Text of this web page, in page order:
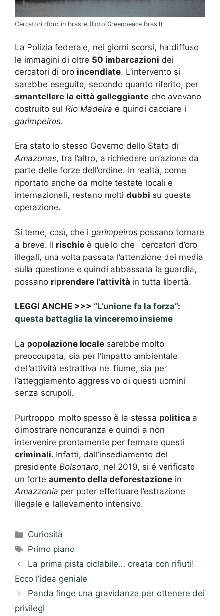
Cercatori d’oro in Brasile (Foto Greenpeace Brasil)
La Polizia federale, nei giorni scorsi, ha diffuso
le immagini di oltre 50 imbarcazioni dei
cercatori di oro incendiate. L’intervento si
sarebbe eseguito, secondo quanto riferito, per
smantellare la città galleggiante che avevano
costruito sul Rio Madeira e quindi cacciare i
garimpeiros.
Era stato lo stesso Governo dello Stato di
Amazonas, tra l’altro, a richiedere un’azione da
parte delle forze dell’ordine. In realtà, come
riportato anche da molte testate locali e
internazionali, restano molti dubbi su questa
operazione.
Si teme, così, che i garimpeiros possano tornare
a breve. Il rischio è quello che i cercatori d’oro
illegali, una volta passata l’attenzione dei media
sulla questione e quindi abbassata la guardia,
possano riprendere l’attività in tutta libertà.
LEGGI ANCHE >>> “L’unione fa la forza”:
questa battaglia la vinceremo insieme
La popolazione locale sarebbe molto
preoccupata, sia per l’impatto ambientale
dell’attività estrattiva nel fiume, sia per
l’atteggiamento aggressivo di questi uomini
senza scrupoli.
Purtroppo, molto spesso è la stessa politica a
dimostrare noncuranza e quindi a non
intervenire prontamente per fermare questi
criminali. Infatti, dall’insediamento del
presidente Bolsonaro, nel 2019, si é verificato
un forte aumento della deforestazione in
Amazzonia per poter effettuare l’estrazione
illegale e l’allevamento intensivo.
Categorie
Curiosità
Tag
Primo piano
La prima pista ciclabile… creata con rifiuti!
Ecco l’idea geniale
Panda finge una gravidanza per ottenere dei
privilegi